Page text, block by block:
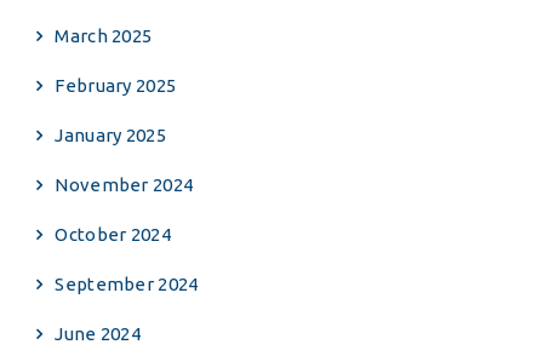
March 2025
February 2025
January 2025
November 2024
October 2024
September 2024
June 2024